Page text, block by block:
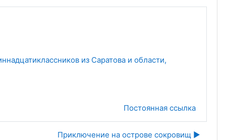
из Саратова и области,
Постоянная ссылка
Приключение на острове сокровищ ▶︎